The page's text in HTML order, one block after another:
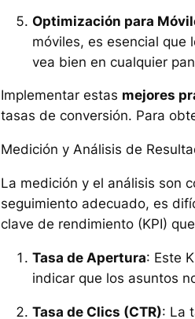
Optimización para
móviles, es esencial que
vea bien en cualquier
Implementar estas mejores
tasas de conversión. Para
Medición y Análisis de
La medición y el análisis son
seguimiento adecuado, es
clave de rendimiento (KPI)
Tasa de Apertura: Este
indicar que los asuntos
Tasa de Clics (CTR): La